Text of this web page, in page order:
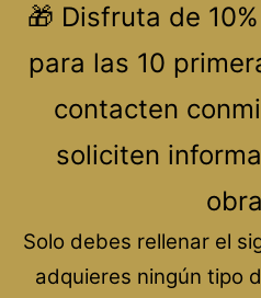
🎁 Disfruta de
para las 10
contacten
soliciten
Solo debes rellenar el
adquieres ningún tipo